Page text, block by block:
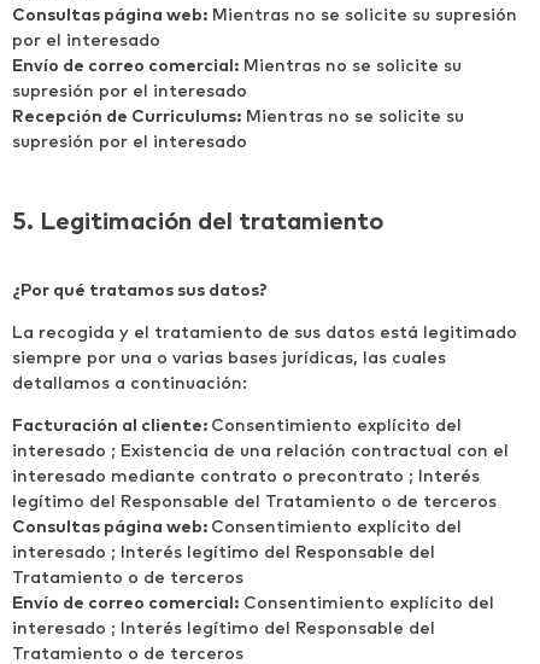
Consultas página web: Mientras no se solicite su supresión
por el interesado
Envío de correo comercial: Mientras no se solicite su
supresión por el interesado
Recepción de Curriculums: Mientras no se solicite su
supresión por el interesado
5. Legitimación del tratamiento
¿Por qué tratamos sus datos?
La recogida y el tratamiento de sus datos está legitimado
siempre por una o varias bases jurídicas, las cuales
detallamos a continuación:
Facturación al cliente: Consentimiento explícito del
interesado ; Existencia de una relación contractual con el
interesado mediante contrato o precontrato ; Interés
legítimo del Responsable del Tratamiento o de terceros
Consultas página web: Consentimiento explícito del
interesado ; Interés legítimo del Responsable del
Tratamiento o de terceros
Envío de correo comercial: Consentimiento explícito del
interesado ; Interés legítimo del Responsable del
Tratamiento o de terceros